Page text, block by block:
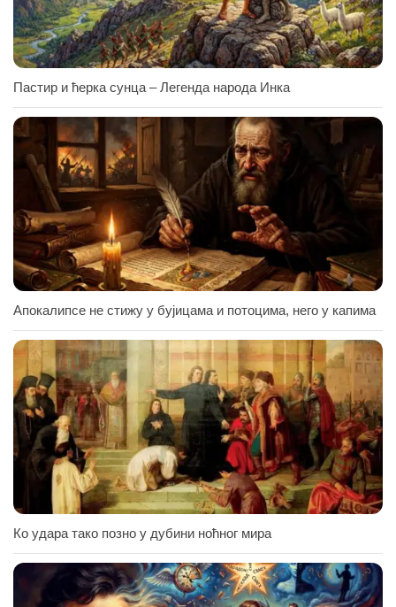
Пастир и ћерка сунца – Легенда народа Инка
Апокалипсе не стижу у бујицама и потоцима, него у капима
Ко удара тако позно у дубини ноћног мира